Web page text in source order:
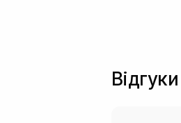
Відгуки